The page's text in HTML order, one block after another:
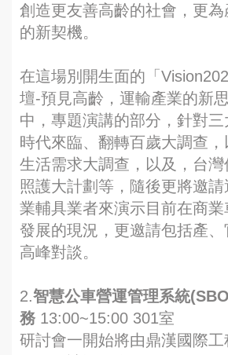
創造更友善高齡的社會，更
的新契機。
在這場別開生面的「
壇-預見高齡，運輸產業的新
中，專題演講的部分，針對
時代來臨、翻轉百歲大調查
生活需求大調查，以及，台
照護大計劃等，隨後更將邀
業輔具業者來演示目前在商
發展的現況，更邀請包括產
高峰對談。
2.智慧公車營運管理系統
務 13:00~15:00 301室
研討會一開始將由鼎漢國際